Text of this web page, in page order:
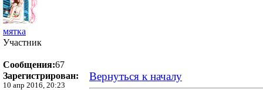
мятка
Участник
Сообщения:67
Зарегистрирован:
10 апр 2016, 20:23
Вернуться к началу